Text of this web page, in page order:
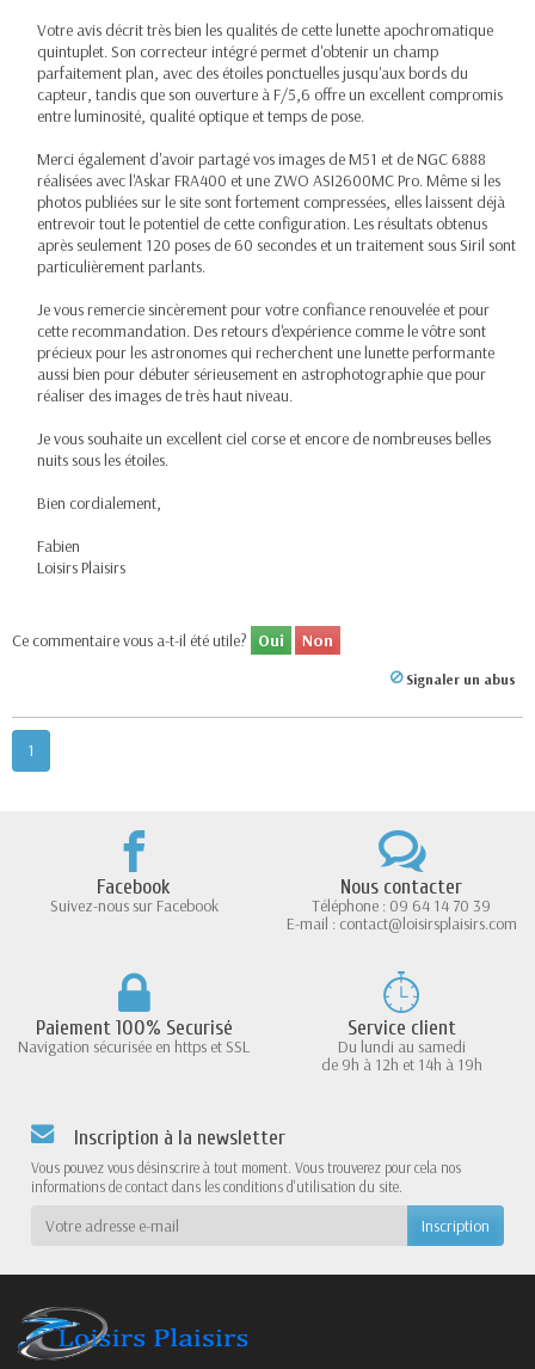
Votre avis décrit très bien les qualités de cette lunette apochromatique
quintuplet. Son correcteur intégré permet d'obtenir un champ
parfaitement plan, avec des étoiles ponctuelles jusqu'aux bords du
capteur, tandis que son ouverture à F/5,6 offre un excellent compromis
entre luminosité, qualité optique et temps de pose.
Merci également d'avoir partagé vos images de M51 et de NGC 6888
réalisées avec l'Askar FRA400 et une ZWO ASI2600MC Pro. Même si les
photos publiées sur le site sont fortement compressées, elles laissent déjà
entrevoir tout le potentiel de cette configuration. Les résultats obtenus
après seulement 120 poses de 60 secondes et un traitement sous Siril sont
particulièrement parlants.
Je vous remercie sincèrement pour votre confiance renouvelée et pour
cette recommandation. Des retours d'expérience comme le vôtre sont
précieux pour les astronomes qui recherchent une lunette performante
aussi bien pour débuter sérieusement en astrophotographie que pour
réaliser des images de très haut niveau.
Je vous souhaite un excellent ciel corse et encore de nombreuses belles
nuits sous les étoiles.
Bien cordialement,
Fabien
Loisirs Plaisirs
Ce commentaire vous a-t-il été utile? Oui Non
Signaler un abus
1
Facebook
Suivez-nous sur Facebook
Nous contacter
Téléphone : 09 64 14 70 39
E-mail : contact@loisirsplaisirs.com
Paiement 100% Securisé
Navigation sécurisée en https et SSL
Service client
Du lundi au samedi
de 9h à 12h et 14h à 19h
Inscription à la newsletter
Vous pouvez vous désinscrire à tout moment. Vous trouverez pour cela nos
informations de contact dans les conditions d'utilisation du site.